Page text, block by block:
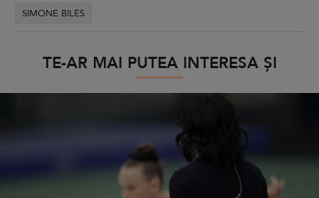
SIMONE BILES
TE-AR MAI PUTEA INTERESA ȘI